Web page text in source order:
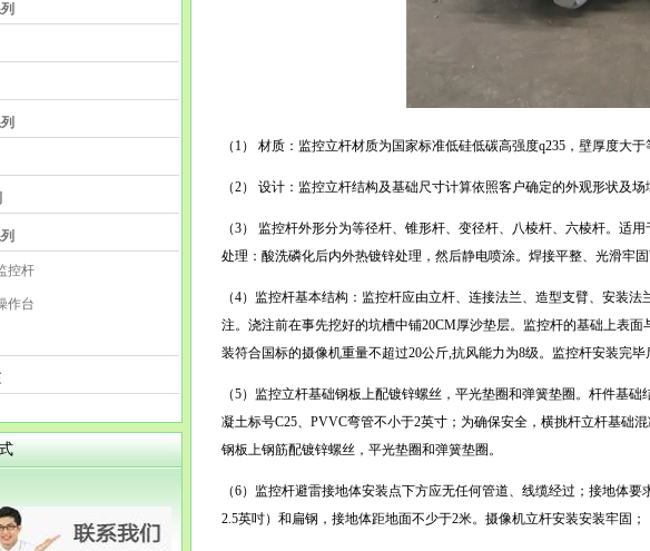
控杆
作台
（1） 材质：监控立杆材质为国家标准低硅低碳高强度q235，壁厚度大于
（2） 设计：监控立杆结构及基础尺寸计算依照客户确定的外观形状及场
（3）
监控杆外形分为等径杆、锥形杆、变径杆、八棱杆、六棱杆。适
处理：酸洗磷化后内外热镀锌处理，然后静电喷涂。焊接平整、光滑牢固
（4）监控杆基本结构：监控杆应由立杆、连接法兰、造型支臂、安装
注。浇注前在事先挖好的坑槽中铺20CM厚沙垫层。监控杆的基础上表面
装符合国标的摄像机重量不超过20公斤,抗风能力为8级。监控杆安装完毕
（5）监控立杆基础钢板上配镀锌螺丝，平光垫圈和弹簧垫圈。杆件基础
凝土标号C25、 PVVC弯管不小于2英寸；为确保安全，横挑杆立杆基础
钢板上钢筋配镀锌螺丝，平光垫圈和弹簧垫圈。
（6）监控杆避雷接地体安装点下方应无任何管道、线缆经过；接地体要
2.5英吋）和扁钢，接地体距地面不少于2米。摄像机立杆安装安装牢固；